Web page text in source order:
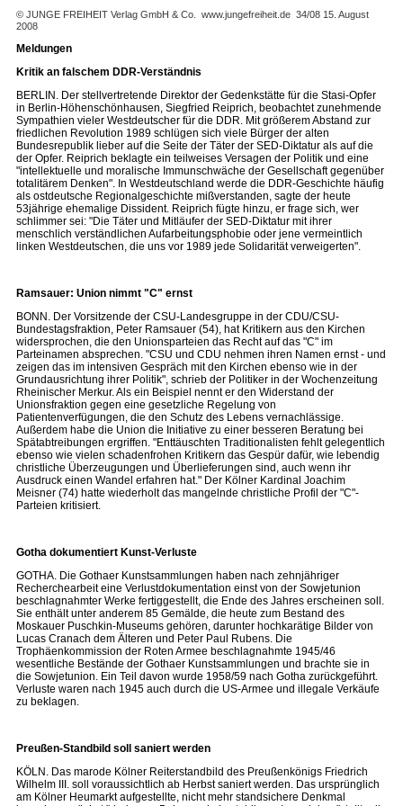
© JUNGE FREIHEIT Verlag GmbH & Co. www.jungefreiheit.de 34/08 15. August
2008
Meldungen
Kritik an falschem DDR-Verständnis
BERLIN. Der stellvertretende Direktor der Gedenkstätte für die Stasi-Opfer
in Berlin-Höhenschönhausen, Siegfried Reiprich, beobachtet zunehmende
Sympathien vieler Westdeutscher für die DDR. Mit größerem Abstand zur
friedlichen Revolution 1989 schlügen sich viele Bürger der alten
Bundesrepublik lieber auf die Seite der Täter der SED-Diktatur als auf die
der Opfer. Reiprich beklagte ein teilweises Versagen der Politik und eine
"intellektuelle und moralische Immunschwäche der Gesellschaft gegenüber
totalitärem Denken". In Westdeutschland werde die DDR-Geschichte häufig
als ostdeutsche Regionalgeschichte mißverstanden, sagte der heute
53jährige ehemalige Dissident. Reiprich fügte hinzu, er frage sich, wer
schlimmer sei: "Die Täter und Mitläufer der SED-Diktatur mit ihrer
menschlich verständlichen Aufarbeitungsphobie oder jene vermeintlich
linken Westdeutschen, die uns vor 1989 jede Solidarität verweigerten".
Ramsauer: Union nimmt "C" ernst
BONN. Der Vorsitzende der CSU-Landesgruppe in der CDU/CSU-
Bundestagsfraktion, Peter Ramsauer (54), hat Kritikern aus den Kirchen
widersprochen, die den Unionsparteien das Recht auf das "C" im
Parteinamen absprechen. "CSU und CDU nehmen ihren Namen ernst - und
zeigen das im intensiven Gespräch mit den Kirchen ebenso wie in der
Grundausrichtung ihrer Politik", schrieb der Politiker in der Wochenzeitung
Rheinischer Merkur. Als ein Beispiel nennt er den Widerstand der
Unionsfraktion gegen eine gesetzliche Regelung von
Patientenverfügungen, die den Schutz des Lebens vernachlässige.
Außerdem habe die Union die Initiative zu einer besseren Beratung bei
Spätabtreibungen ergriffen. "Enttäuschten Traditionalisten fehlt gelegentlich
ebenso wie vielen schadenfrohen Kritikern das Gespür dafür, wie lebendig
christliche Überzeugungen und Überlieferungen sind, auch wenn ihr
Ausdruck einen Wandel erfahren hat." Der Kölner Kardinal Joachim
Meisner (74) hatte wiederholt das mangelnde christliche Profil der "C"-
Parteien kritisiert.
Gotha dokumentiert Kunst-Verluste
GOTHA. Die Gothaer Kunstsammlungen haben nach zehnjähriger
Recherchearbeit eine Verlustdokumentation einst von der Sowjetunion
beschlagnahmter Werke fertiggestellt, die Ende des Jahres erscheinen soll.
Sie enthält unter anderem 85 Gemälde, die heute zum Bestand des
Moskauer Puschkin-Museums gehören, darunter hochkarätige Bilder von
Lucas Cranach dem Älteren und Peter Paul Rubens. Die
Trophäenkommission der Roten Armee beschlagnahmte 1945/46
wesentliche Bestände der Gothaer Kunstsammlungen und brachte sie in
die Sowjetunion. Ein Teil davon wurde 1958/59 nach Gotha zurückgeführt.
Verluste waren nach 1945 auch durch die US-Armee und illegale Verkäufe
zu beklagen.
Preußen-Standbild soll saniert werden
KÖLN. Das marode Kölner Reiterstandbild des Preußenkönigs Friedrich
Wilhelm III. soll voraussichtlich ab Herbst saniert werden. Das ursprünglich
am Kölner Heumarkt aufgestellte, nicht mehr standsichere Denkmal